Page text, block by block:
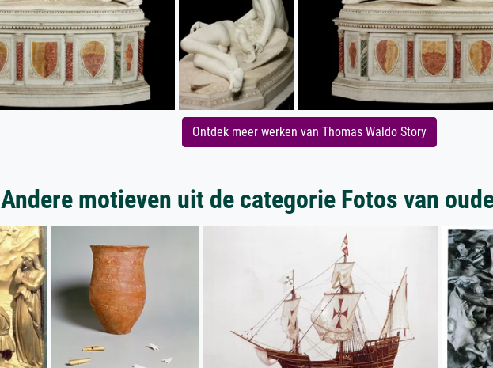
Ontdek meer werken van Thomas Waldo Story
Andere motieven uit de categorie Fotos van